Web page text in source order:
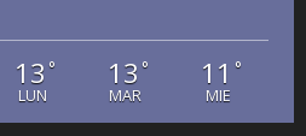
13 °
LUN
13 °
MAR
11 °
MIE